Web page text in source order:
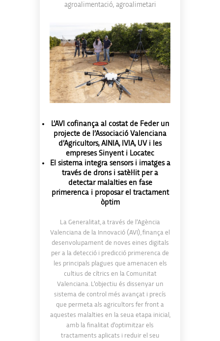
agroalimentació, agroalimetari
L’AVI cofinança al costat de Feder un
projecte de l’Associació Valenciana
d’Agricultors, AINIA, IVIA, UV i les
empreses Sinyent i Locatec
El sistema integra sensors i imatges a
través de drons i satèl·lit per a
detectar malalties en fase
primerenca i proposar el tractament
òptim
La Generalitat, a través de l’Agència
Valenciana de la Innovació (AVI), finança el
desenvolupament de noves eines digitals
per a la detecció i predicció primerenca de
les principals plagues que amenacen els
cultius de cítrics en la Comunitat
Valenciana. L’objectiu és dissenyar un
sistema de control més avançat i precís
que permeta als agricultors fer front a
aquestes malalties en la seua etapa inicial,
amb la finalitat d’optimitzar els
tractaments aplicats i reduir el seu